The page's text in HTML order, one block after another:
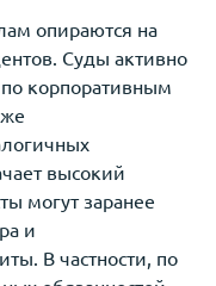
опираются на
Суды активно
корпоративным
высокий
могут заранее
и
В частности, по